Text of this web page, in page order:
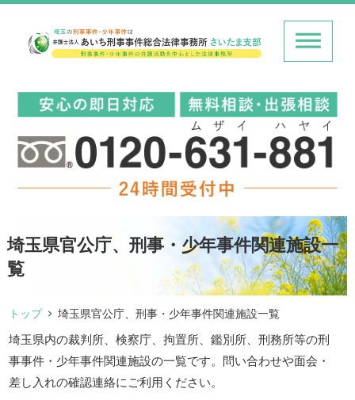
埼玉県官公庁、刑事・少年事件関連施設一
覧
トップ 埼玉県官公庁、刑事・少年事件関連施設一覧
埼玉県内の裁判所、検察庁、拘置所、鑑別所、刑務所等の刑
事事件・少年事件関連施設の一覧です。問い合わせや面会・
差し入れの確認連絡にご利用ください。